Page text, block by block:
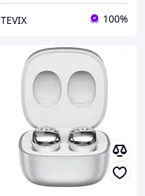
TEVIX 100%